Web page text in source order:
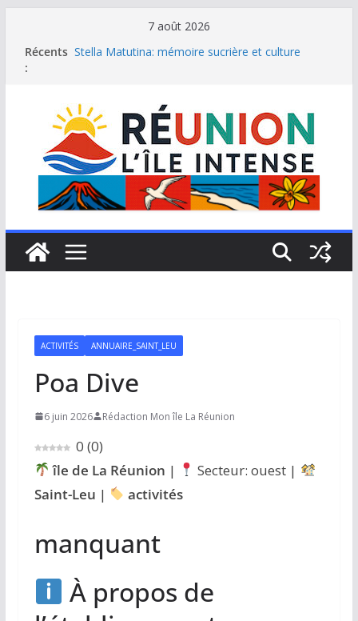
contenu
7 août 2026
Récents
:
Stella Matutina: mémoire sucrière et culture
Une journée de détente à l’Hôtel Iloha à Saint Leu
Le samoussa de La Réunion, emblème de l’île
intense
Le Musée du sel de Saint Leu: site culturel à
découvrir
ACTIVITÉS ANNUAIRE_SAINT_LEU
Poa Dive
6 juin 2026 Rédaction Mon île La Réunion
0 (0)
île de La Réunion |
Secteur: ouest |
Saint-Leu | activités
manquant
À propos de